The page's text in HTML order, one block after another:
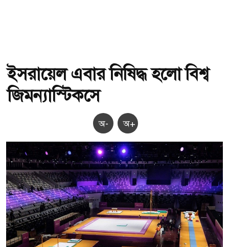
ইসরায়েল এবার নিষিদ্ধ হলো বিশ্ব
জিমন্যাস্টিকসে
অ- অ+